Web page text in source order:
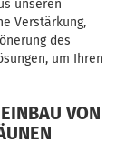
unseren
Verstärkung,
des
um Ihren
VON